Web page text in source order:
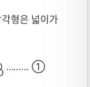
형은 넓이가
……… ①